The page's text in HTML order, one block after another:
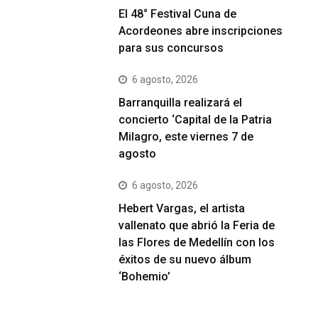
El 48° Festival Cuna de
Acordeones abre inscripciones
para sus concursos
6 agosto, 2026
Barranquilla realizará el
concierto ‘Capital de la Patria
Milagro, este viernes 7 de
agosto
6 agosto, 2026
Hebert Vargas, el artista
vallenato que abrió la Feria de
las Flores de Medellín con los
éxitos de su nuevo álbum
‘Bohemio’